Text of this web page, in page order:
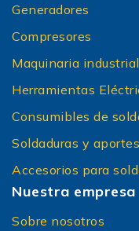
Generadores
Compresores
Maquinaria industrial
Herramientas
Consumibles de
Soldaduras y aportes
Accesorios para
Nuestra empresa
Sobre nosotros